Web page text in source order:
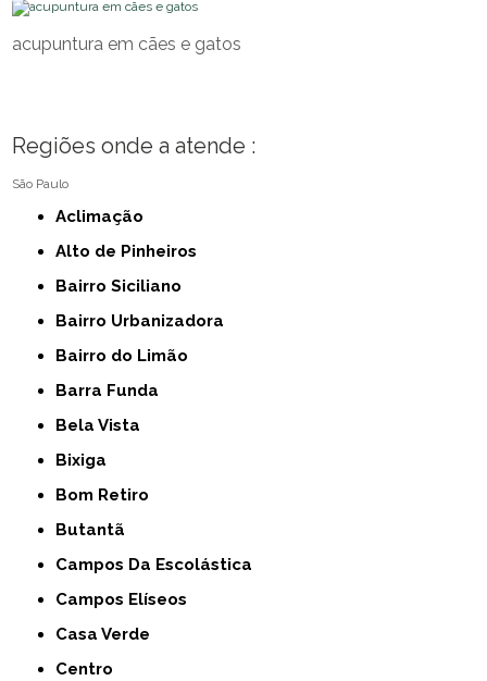
acupuntura em cães e gatos
Regiões onde a atende :
São Paulo
Aclimação
Alto de Pinheiros
Bairro Siciliano
Bairro Urbanizadora
Bairro do Limão
Barra Funda
Bela Vista
Bixiga
Bom Retiro
Butantã
Campos Da Escolástica
Campos Elíseos
Casa Verde
Centro